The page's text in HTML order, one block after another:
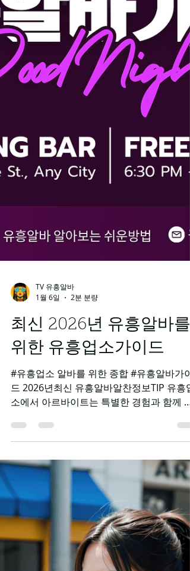
TV 유흥알바
1월 6일
2분 분량
최신 2026년 유흥알바를
#유흥업소 알바를 위한 종합 #유흥알바가이
드 2026년최신 유흥알바알찬정보TIP 유흥업
소에서 아르바이트는 특별한 경험과 함께 높
은 수입을 기대할 수 있는 기회를 제공합니
그러나, 성공적인 근무를 위해서는 적절한 정
보와 준비가 필요합니다. 이 가이드는 유흥업
소 알바에 대한 기본 이해를 돕고, 안전하게